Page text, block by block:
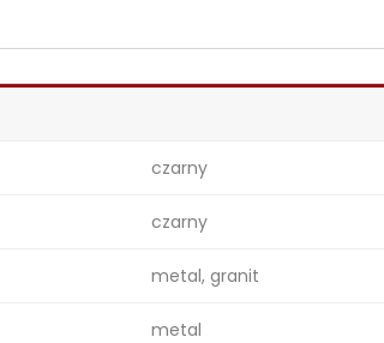
czarny
czarny
metal, granit
metal